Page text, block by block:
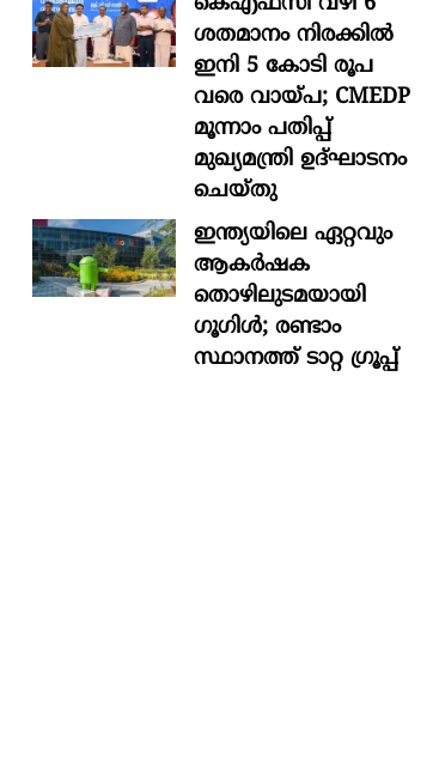
ശതമാനം നിരക്കിൽ
ഇനി 5 കോടി രൂപ
വരെ വായ്പ; CMEDP
മൂന്നാം പതിപ്പ്
മുഖ്യമന്ത്രി ഉദ്ഘാടനം
ചെയ്തു
ഇന്ത്യയിലെ ഏറ്റവും
ആകര്‍ഷക
തൊഴിലുടമയായി
ഗൂഗിള്‍; രണ്ടാം
സ്ഥാനത്ത് ടാറ്റ ഗ്രൂപ്പ്